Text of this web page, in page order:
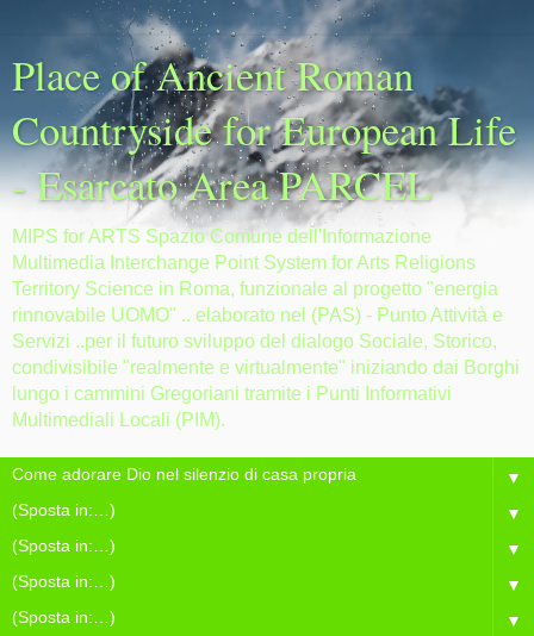
Place of Ancient Roman
Countryside for European Life
- Esarcato Area PARCEL
MIPS for ARTS Spazio Comune dell'Informazione
Multimedia Interchange Point System for Arts Religions
Territory Science in Roma, funzionale al progetto "energia
rinnovabile UOMO" .. elaborato nel (PAS) - Punto Attività e
Servizi ..per il futuro sviluppo del dialogo Sociale, Storico,
condivisibile "realmente e virtualmente" iniziando dai Borghi
lungo i cammini Gregoriani tramite i Punti Informativi
Multimediali Locali (PIM).
▼
▼
▼
▼
▼